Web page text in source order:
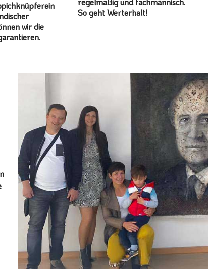
wir die
So geht Werterhalt!